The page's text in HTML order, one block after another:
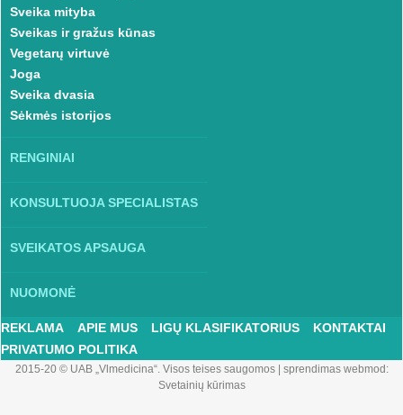
Sveika mityba
Sveikas ir gražus kūnas
Vegetarų virtuvė
Joga
Sveika dvasia
Sėkmės istorijos
RENGINIAI
KONSULTUOJA SPECIALISTAS
SVEIKATOS APSAUGA
NUOMONĖ
REKLAMA APIE MUS LIGŲ KLASIFIKATORIUS
KONTAKTAI
PRIVATUMO POLITIKA
2015-20 © UAB „Vlmedicina“. Visos teises saugomos| sprendimas webmod:
Svetainių kūrimas